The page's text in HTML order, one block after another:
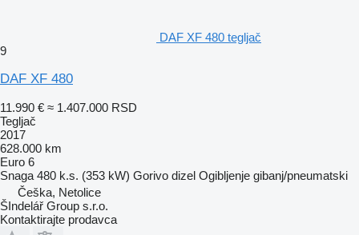
DAF XF 480 tegljač
9
DAF XF 480
11.990 € ≈ 1.407.000 RSD
Tegljač
2017
628.000 km
Euro 6
Snaga 480 k.s. (353 kW) Gorivo dizel Ogibljenje gibanj/pneumatski
Češka, Netolice
ŠIndelář Group s.r.o.
Kontaktirajte prodavca